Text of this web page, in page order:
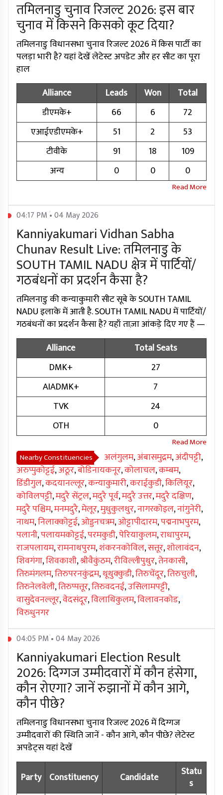
तमिलनाडु चुनाव रिजल्ट 2026: इस बार
चुनाव में किसने किसको कूट दिया?
तमिलनाडु विधानसभा चुनाव रिजल्ट 2026 में किस पार्टी का
पलड़ा भारी है? यहां देखें लेटेस्ट अपडेट और हर सीट का पूरा
हाल
Alliance
Leads Won
Total
डीएमके+
66 6
72
एआईएडीएमके+
51 2
53
टीवीके
91 18
109
अन्य
0 0 0
04:17 PM • 04 May 2026
Kanniyakumari Vidhan Sabha
Chunav Result Live: तमिलनाडु के
SOUTH TAMIL NADU क्षेत्र में पार्टियों/
गठबंधनों का प्रदर्शन कैसा है?
तमिलनाडु की कन्याकुमारी सीट सूबे के SOUTH TAMIL
NADU इलाके में आती है. SOUTH TAMIL NADU में पार्टियों/
गठबंधनों का प्रदर्शन कैसा है? यहाँ ताज़ा आंकड़े दिए गए हैं —
Alliance
Total Seats
DMK+
27
AIADMK+
7
TVK
24
OTH
0
Nearby Constituencies अलंगुलम,अंबासमुद्रम,अंदीपट्टी,
अरुप्पुकोट्टई,अठूर,बोडिनायकनूर,कोलाचल,कम्बम,
डिंडीगुल,कदयानल्लूर,कन्याकुमारी,कराईकुडी,किलियूर,
कोविलपट्टी,मदुरै सेंट्रल,मदुरै पूर्व,मदुरै उत्तर,मदुरै दक्षिण,
मदुरै पश्चिम,मनमदुरै,मेलूर,मुधुकुलथुर,नागरकोइल,नांगुनेरी,
नाथम,निलाक्कोट्टई,ओड्डनचत्रम,ओट्टापीदारम,पद्मनाभपुरम,
पलानी,पलायमकोट्टई,परमकुडी,पेरियाकुलम,राधापुरम,
राजपलायम,रामनाथपुरम,शंकरनकोविल,सत्तूर,शोलावंदन,
शिवगंगा,शिवकाशी,श्रीवैकुंठम,रीविल्लीपुथुर,तेनकासी,
तिरुमंगलम,तिरुपरनकुंद्रम,थूथुक्कुडी,तिरुचेंदूर,तिरुचुली,
तिरुनेलवेली,तिरुप्पत्तूर,तिरुवदनई,उसिलामपट्टी,
वासुदेवनल्लूर,वेदसंदूर,विलाथिकुलम,विलावनकोड,
विरुधुनगर
04:05 PM • 04 May 2026
Kanniyakumari Election Result
2026: दिग्गज उम्मीदवारों में कौन हंसेगा,
कौन रोएगा? जानें रुझानों में कौन आगे,
कौन पीछे?
तमिलनाडु विधानसभा चुनाव रिजल्ट 2026 में दिग्गज
उम्मीदवारों की स्थिति जानें - कौन आगे, कौन पीछे? लेटेस्ट
अपडेट्स यहां देखें
Party Constituency Candidate
Statu
s